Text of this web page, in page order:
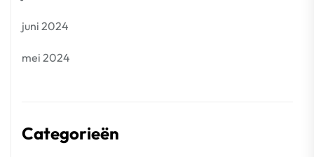
juni 2024
mei 2024
Categorieën